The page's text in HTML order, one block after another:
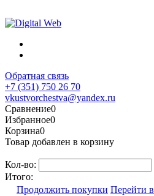
Обратная связь
+7 (351) 750 26 70
vkustvorchestva@yandex.ru
Сравнение0
Избранное0
Корзина0
Товар добавлен в корзину
Кол-во:
Итого:
Продолжить покупки Перейти